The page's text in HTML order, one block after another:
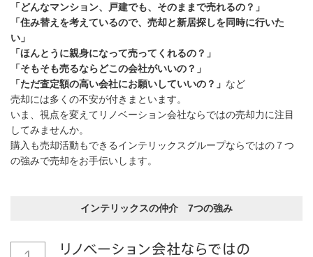
「どんなマンション、戸建でも、そのままで売れるの？」
「住み替えを考えているので、売却と新居探しを同時に行いた
い」
「ほんとうに親身になって売ってくれるの？」
「そもそも売るならどこの会社がいいの？」
「ただ査定額の高い会社にお願いしていいの？」 など
売却には多くの不安が付きまといます。
いま、視点を変えてリノベーション会社ならではの売却力に注目
してみませんか。
購入も売却活動もできるインテリックスグループならではの７つ
の強みで売却をお手伝いします。
インテリックスの仲介 7つの強み